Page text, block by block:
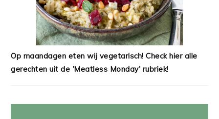
Op maandagen eten wij vegetarisch! Check hier alle
gerechten uit de 'Meatless Monday' rubriek!